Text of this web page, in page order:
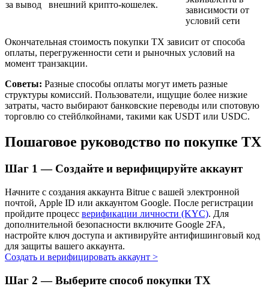
Авто Инвест
Получите долгосрочную прибыль и гибкие проценты
Изучите стейкинг
Узнайте о пассивном доходе
Bitrue
AI
за вывод
внешний крипто-кошелек.
зависимости от
условий сети
Окончательная стоимость покупки TX зависит от способа
оплаты, перегруженности сети и рыночных условий на
момент транзакции.
Советы: Разные способы оплаты могут иметь разные
структуры комиссий. Пользователи, ищущие более низкие
затраты, часто выбирают банковские переводы или спотовую
торговлю со стейблкойнами, такими как USDT или USDC.
Пошаговое руководство по покупке TX
Шаг 1 — Создайте и верифицируйте аккаунт
Начните с создания аккаунта Bitrue с вашей электронной
почтой, Apple ID или аккаунтом Google. После регистрации
пройдите процесс верификации личности (KYC). Для
дополнительной безопасности включите Google 2FA,
настройте ключ доступа и активируйте антифишинговый код
для защиты вашего аккаунта.
Создать и верифицировать аккаунт >
Шаг 2 — Выберите способ покупки TX